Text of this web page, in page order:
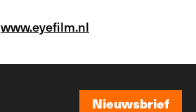
www.eyefilm.nl
Nieuwsbrief